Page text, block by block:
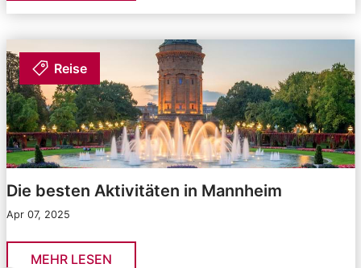
Reise
Die besten Aktivitäten in Mannheim
Apr 07, 2025
MEHR LESEN